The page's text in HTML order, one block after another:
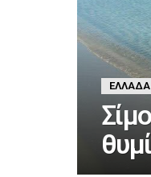
ΕΛΛΆΔΑ